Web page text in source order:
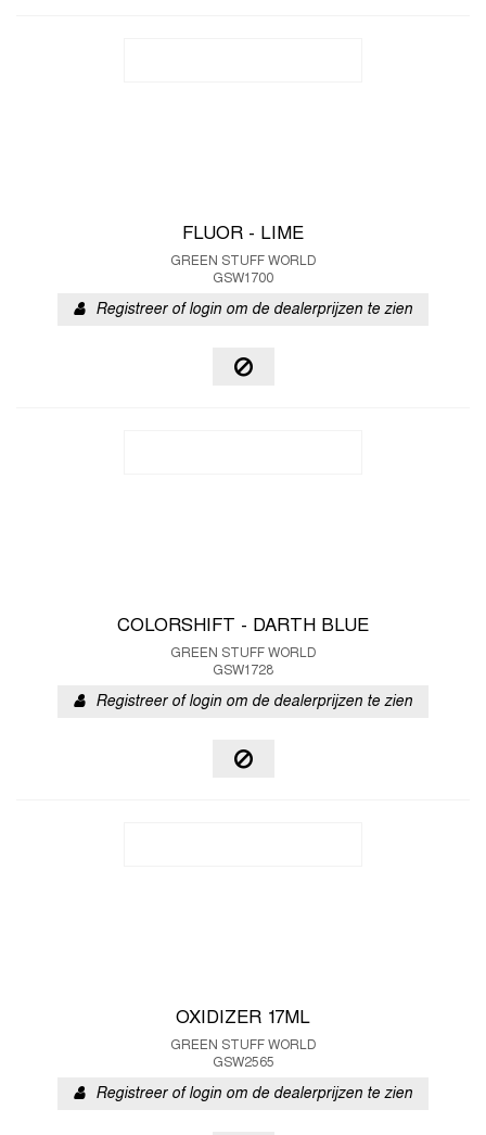
FLUOR - LIME
GREEN STUFF WORLD
GSW1700
Registreer of login om de dealerprijzen te zien
COLORSHIFT - DARTH BLUE
GREEN STUFF WORLD
GSW1728
Registreer of login om de dealerprijzen te zien
OXIDIZER 17ML
GREEN STUFF WORLD
GSW2565
Registreer of login om de dealerprijzen te zien